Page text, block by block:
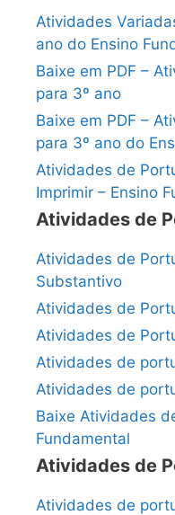
Atividades
ano do Ensino
Baixe em PDF –
para 3º ano
Baixe em PDF –
para 3º ano do
Atividades de
Imprimir – Ensino
Atividades de
Atividades de
Substantivo
Atividades de
Atividades de
Atividades de
Atividades de
Baixe Atividades
Fundamental
Atividades de
Atividades de